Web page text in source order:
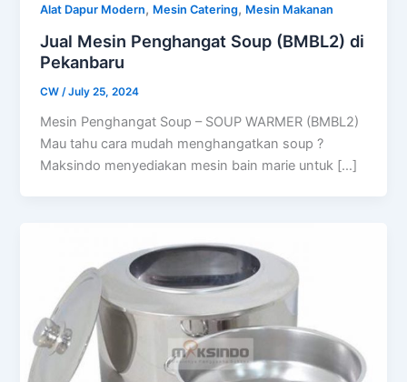
Alat Dapur Modern, Mesin Catering, Mesin Makanan
Jual Mesin Penghangat Soup (BMBL2) di
Pekanbaru
CW/July 25, 2024
Mesin Penghangat Soup – SOUP WARMER (BMBL2)
Mau tahu cara mudah menghangatkan soup ?
Maksindo menyediakan mesin bain marie untuk […]